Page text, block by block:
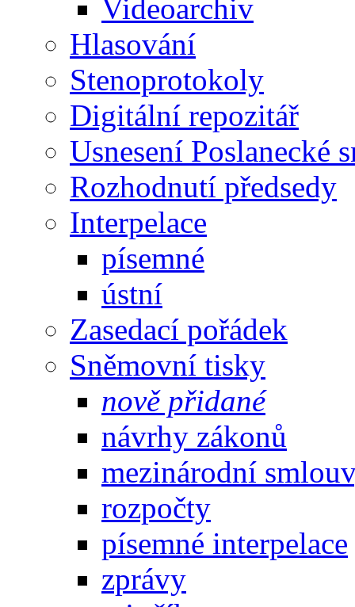
Videoarchiv
Hlasování
Stenoprotokoly
Digitální repozitář
Usnesení Poslanecké
Rozhodnutí předsedy
Interpelace
písemné
ústní
Zasedací pořádek
Sněmovní tisky
nově přidané
návrhy zákonů
mezinárodní
rozpočty
písemné interpelace
zprávy